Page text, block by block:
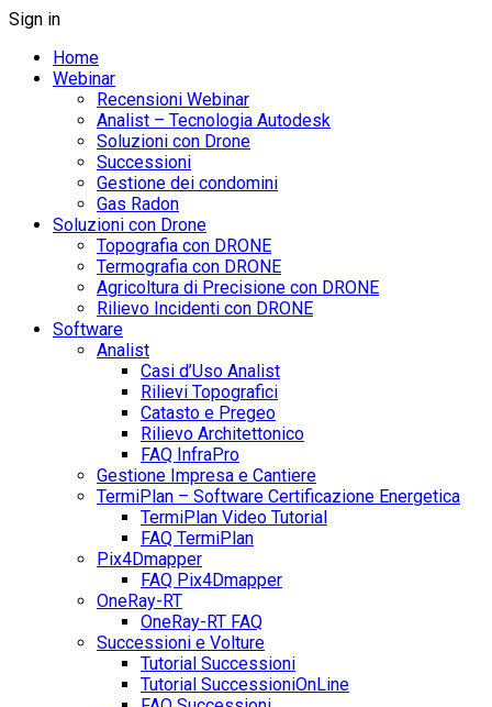
Sign in
Home
Webinar
Recensioni Webinar
Analist – Tecnologia Autodesk
Soluzioni con Drone
Successioni
Gestione dei condomini
Gas Radon
Soluzioni con Drone
Topografia con DRONE
Termografia con DRONE
Agricoltura di Precisione con DRONE
Rilievo Incidenti con DRONE
Software
Analist
Casi d’Uso Analist
Rilievi Topografici
Catasto e Pregeo
Rilievo Architettonico
FAQ InfraPro
Gestione Impresa e Cantiere
TermiPlan – Software Certificazione Energetica
TermiPlan Video Tutorial
FAQ TermiPlan
Pix4Dmapper
FAQ Pix4Dmapper
OneRay-RT
OneRay-RT FAQ
Successioni e Volture
Tutorial Successioni
Tutorial SuccessioniOnLine